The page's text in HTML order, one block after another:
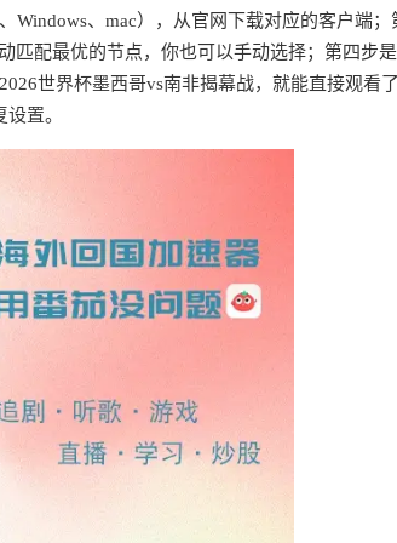
、mac），从官网下载对应的客户端；
匹配最优的节点，你也可以手动选择；第四步
世界杯墨西哥vs南非揭幕战，就能直接观看
置。